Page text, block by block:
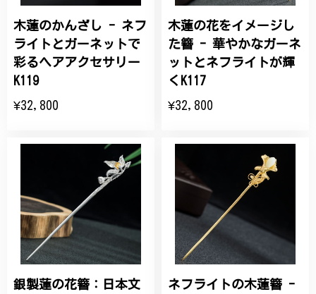
木蓮のかんざし - ネフ
ライトとガーネットで
彩るヘアアクセサリー
K119
¥32,800
木蓮の花をイメージし
た簪 - 華やかなガーネ
ットとネフライトが輝
くK117
¥32,800
銀製蓮の花簪：日本文 ネフライトの木蓮簪 -